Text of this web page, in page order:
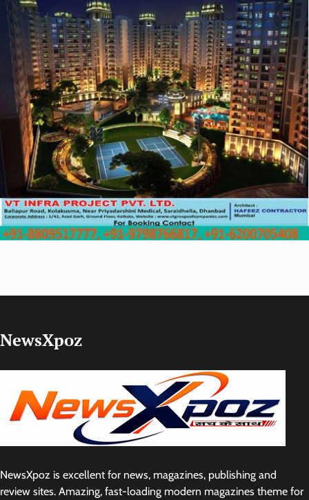
NewsXpoz
NewsXpoz is excellent for news, magazines, publishing and
review sites. Amazing, fast-loading modern magazines theme for